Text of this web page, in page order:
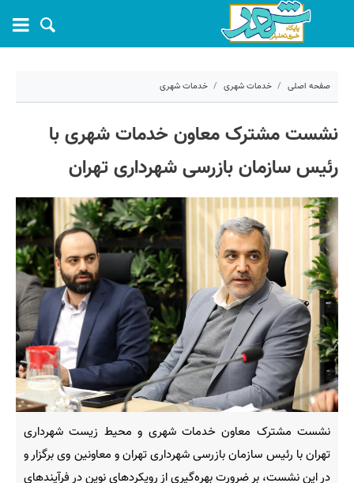
صفحه اصلی خدمات شهری خدمات شهری
نشست مشترک معاون خدمات شهری با
رئیس سازمان بازرسی شهرداری تهران
نشست مشترک معاون خدمات شهری و محیط زیست شهرداری
تهران با رئیس سازمان بازرسی شهرداری تهران و معاونین وی برگزار و
در این نشست، بر ضرورت بهره‌گیری از رویکردهای نوین در فرآیندهای